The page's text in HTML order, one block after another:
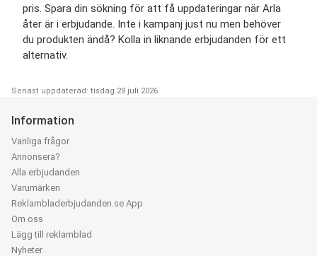
pris. Spara din sökning för att få uppdateringar när Arla
åter är i erbjudande. Inte i kampanj just nu men behöver
du produkten ändå? Kolla in liknande erbjudanden för ett
alternativ.
Senast uppdaterad: tisdag 28 juli 2026
Information
Vanliga frågor
Annonsera?
Alla erbjudanden
Varumärken
Reklambladerbjudanden.se App
Om oss
Lägg till reklamblad
Nyheter